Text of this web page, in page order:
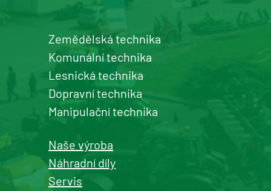
Zemědělská technika
Komunální technika
Lesnická technika
Dopravní technika
Manipulační technika
Naše výroba
Náhradní díly
Servis